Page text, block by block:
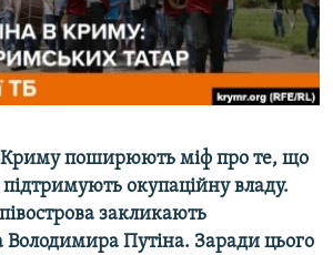
КРИМУ
поширюють міф про те, що
окупаційну владу.
закликають
Володимира Путіна. Заради цього